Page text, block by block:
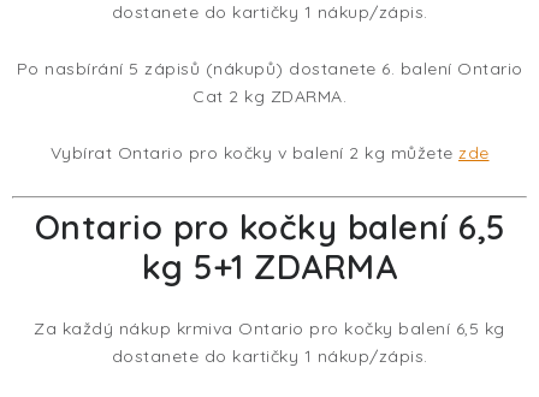
dostanete do kartičky 1 nákup/zápis.
Po nasbírání 5 zápisů (nákupů) dostanete 6. balení Ontario
Cat 2 kg ZDARMA.
Vybírat Ontario pro kočky v balení 2 kg můžete zde
Ontario pro kočky balení 6,5
kg 5+1 ZDARMA
Za každý nákup krmiva Ontario pro kočky balení 6,5 kg
dostanete do kartičky 1 nákup/zápis.